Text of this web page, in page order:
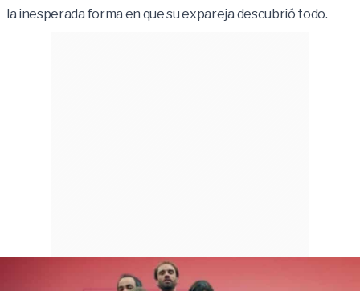
la inesperada forma en que su expareja descubrió todo.